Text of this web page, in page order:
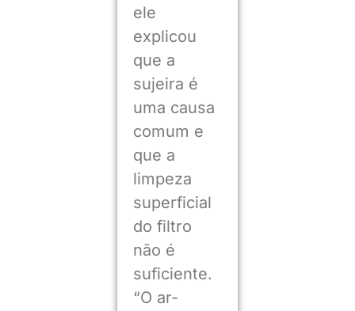
ele
explicou
que a
sujeira é
uma causa
comum e
que a
limpeza
superficial
do filtro
não é
suficiente.
“O ar-